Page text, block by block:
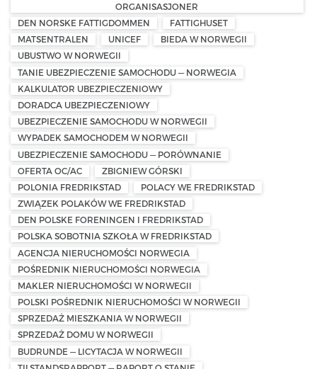
ORGANISASJONER
DEN NORSKE FATTIGDOMMEN
FATTIGHUSET
MATSENTRALEN
UNICEF
BIEDA W NORWEGII
UBUSTWO W NORWEGII
TANIE UBEZPIECZENIE SAMOCHODU — NORWEGIA
KALKULATOR UBEZPIECZENIOWY
DORADCA UBEZPIECZENIOWY
UBEZPIECZENIE SAMOCHODU W NORWEGII
WYPADEK SAMOCHODEM W NORWEGII
UBEZPIECZENIE SAMOCHODU — PORÓWNANIE
OFERTA OC/AC
ZBIGNIEW GÓRSKI
POLONIA FREDRIKSTAD
POLACY WE FREDRIKSTAD
ZWIĄZEK POLAKÓW WE FREDRIKSTAD
DEN POLSKE FORENINGEN I FREDRIKSTAD
POLSKA SOBOTNIA SZKOŁA W FREDRIKSTAD
AGENCJA NIERUCHOMOŚCI NORWEGIA
POŚREDNIK NIERUCHOMOŚCI NORWEGIA
MAKLER NIERUCHOMOŚCI W NORWEGII
POLSKI POŚREDNIK NIERUCHOMOŚCI W NORWEGII
SPRZEDAŻ MIESZKANIA W NORWEGII
SPRZEDAŻ DOMU W NORWEGII
BUDRUNDE — LICYTACJA W NORWEGII